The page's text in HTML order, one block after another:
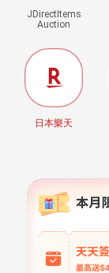
JDirectItems
Auction
日本樂天